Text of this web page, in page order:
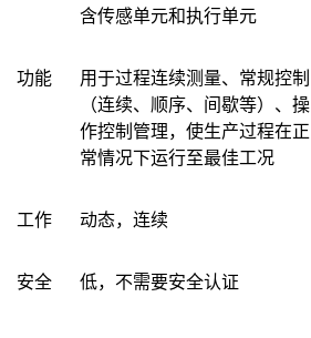
含传感单元和执行单元
功能
用于过程连续测量、常规控制
（连续、顺序、间歇等）、操
作控制管理，使生产过程在正
常情况下运行至最佳工况
工作 动态，连续
安全 低，不需要安全认证